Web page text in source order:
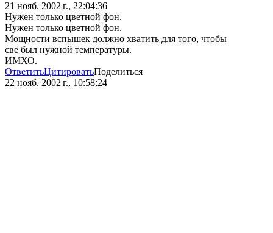
21 нояб. 2002 г., 22:04:36
Нужен только цветной фон.
Нужен только цветной фон.
Мощности вспышек должно хватить для того, чтобы
све был нужной температуры.
ИМХО.
ОтветитьЦитироватьПоделиться
22 нояб. 2002 г., 10:58:24